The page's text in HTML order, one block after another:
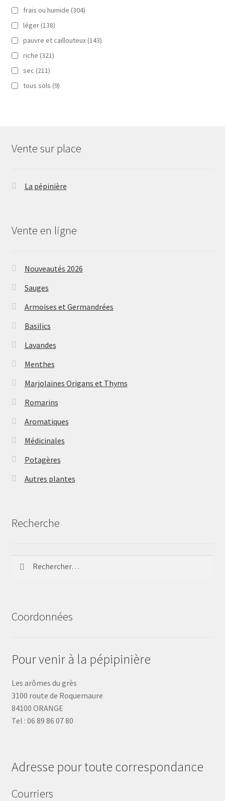
frais ou humide (304)
léger (138)
pauvre et caillouteux (143)
riche (321)
sec (211)
tous sols (9)
Vente sur place
La pépinière
Vente en ligne
Nouveautés 2026
Sauges
Armoises et Germandrées
Basilics
Lavandes
Menthes
Marjolaines Origans et Thyms
Romarins
Aromatiques
Médicinales
Potagères
Autres plantes
Recherche
Coordonnées
Pour venir à la pépipinière
Les arômes du grès
3100 route de Roquemaure
84100 ORANGE
Tel : 06 89 86 07 80
Adresse pour toute correspondance
Courriers